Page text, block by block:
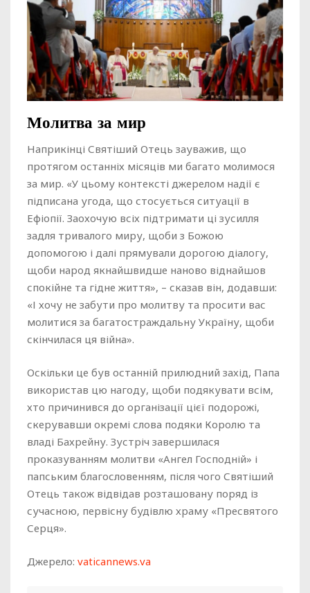
Молитва за мир
Наприкінці Святіший Отець зауважив, що
протягом останніх місяців ми багато молимося
за мир. «У цьому контексті джерелом надії є
підписана угода, що стосується ситуації в
Ефіопії. Заохочую всіх підтримати ці зусилля
задля тривалого миру, щоби з Божою
допомогою і далі прямували дорогою діалогу,
щоби народ якнайшвидше наново віднайшов
спокійне та гідне життя», – сказав він, додавши:
«І хочу не забути про молитву та просити вас
молитися за багатостраждальну Україну, щоби
скінчилася ця війна».
Оскільки це був останній прилюдний захід, Папа
використав цю нагоду, щоби подякувати всім,
хто причинився до організації цієї подорожі,
скерувавши окремі слова подяки Королю та
владі Бахрейну. Зустріч завершилася
проказуванням молитви «Ангел Господній» і
папським благословенням, після чого Святіший
Отець також відвідав розташовану поряд із
сучасною, первісну будівлю храму «Пресвятого
Серця».
Джерело: vaticannews.va